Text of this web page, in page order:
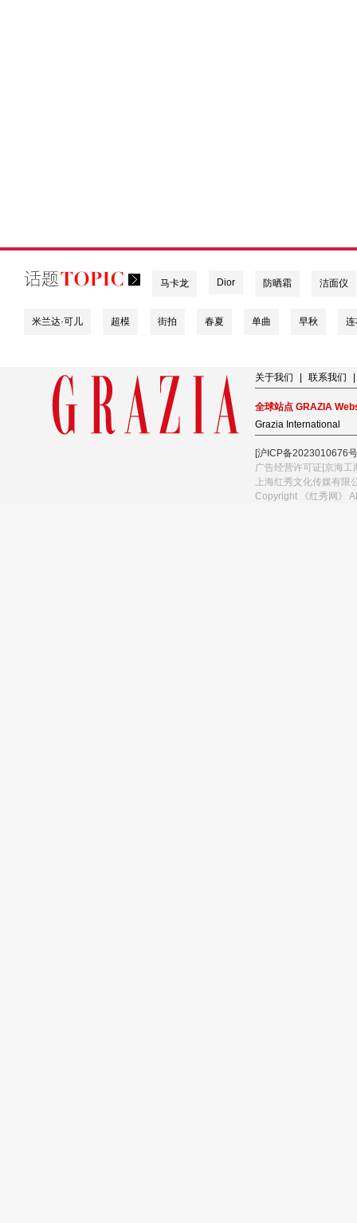
马卡龙 Dior 防晒霜 洁面仪
米兰达·可儿 超模 街拍 春夏 单曲 早秋
关于我们 联系我们
全球站点 GRAZIA
Grazia International
[沪ICP备2023010676
广告经营许可证[京海
上海红秀文化传媒有限
Copyright 《红秀网》